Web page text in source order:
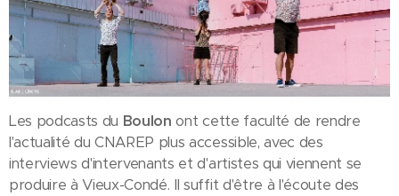
Les podcasts du Boulon ont cette faculté de rendre
l'actualité du CNAREP plus accessible, avec des
interviews d'intervenants et d'artistes qui viennent se
produire à Vieux-Condé. Il suffit d'être à l'écoute des